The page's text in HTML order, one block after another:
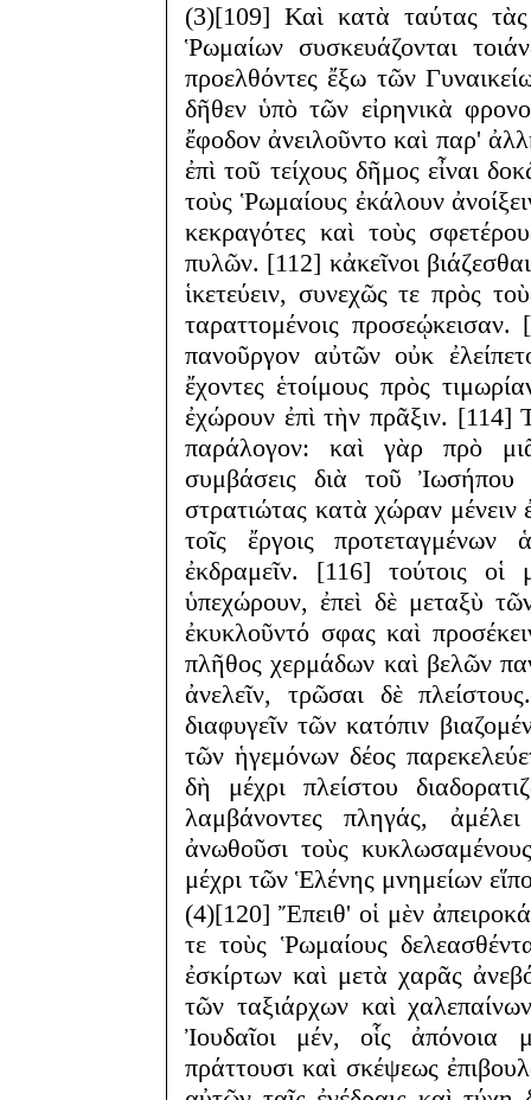
(3)[109] Καὶ κατὰ ταύτας
Ῥωμαίων συσκευάζονται
προελθόντες ἔξω τῶν
δῆθεν ὑπὸ τῶν εἰρηνικὰ
ἔφοδον ἀνειλοῦντο καὶ παρ'
ἐπὶ τοῦ τείχους δῆμος εἶναι
τοὺς Ῥωμαίους ἐκάλουν
κεκραγότες καὶ τοὺς
πυλῶν. [112] κἀκεῖνοι
ἱκετεύειν, συνεχῶς τε πρὸς
ταραττομένοις
πανοῦργον αὐτῶν οὐκ
ἔχοντες ἑτοίμους πρὸς
ἐχώρουν ἐπὶ τὴν πρᾶξιν. [114]
παράλογον: καὶ γὰρ πρὸ
συμβάσεις διὰ τοῦ Ἰωσήπου
στρατιώτας κατὰ χώραν μένειν
τοῖς ἔργοις
ἐκδραμεῖν. [116] τούτοις οἱ
ὑπεχώρουν, ἐπεὶ δὲ μεταξὺ
ἐκυκλοῦντό σφας καὶ
πλῆθος χερμάδων καὶ βελῶν
ἀνελεῖν, τρῶσαι δὲ
διαφυγεῖν τῶν κατόπιν
τῶν ἡγεμόνων δέος
δὴ μέχρι πλείστου
λαμβάνοντες πληγάς,
ἀνωθοῦσι τοὺς
μέχρι τῶν Ἑλένης μνημείων
(4)[120] Ἔπειθ' οἱ μὲν
τε τοὺς Ῥωμαίους
ἐσκίρτων καὶ μετὰ χαρᾶς
τῶν ταξιάρχων καὶ
Ἰουδαῖοι μέν, οἷς ἀπόνοια
πράττουσι καὶ σκέψεως